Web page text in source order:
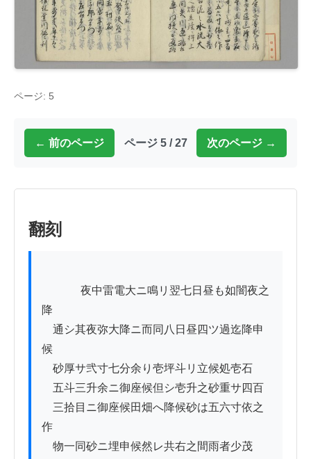
ページ: 5
← 前のページ ページ 5 / 27 次のページ →
翻刻
降
通シ其夜弥大降ニ而同八日昼四ツ過迄降申
候
砂厚サ弐寸七分余り壱坪斗リ立候処壱石
五斗三升余ニ御座候但シ壱升之砂重サ四百
三拾目ニ御座候田畑へ降候砂は五六寸依之
作
物一同砂ニ埋申候然レ共右之間雨者少茂